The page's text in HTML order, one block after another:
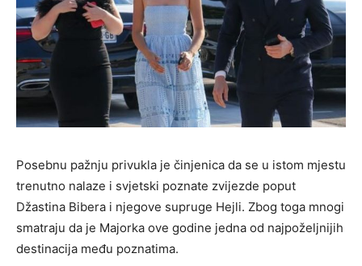
Posebnu pažnju privukla je činjenica da se u istom mjestu
trenutno nalaze i svjetski poznate zvijezde poput
Džastina Bibera i njegove supruge Hejli. Zbog toga mnogi
smatraju da je Majorka ove godine jedna od najpoželjnijih
destinacija među poznatima.